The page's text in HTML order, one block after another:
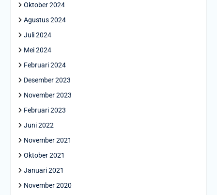
Oktober 2024
Agustus 2024
Juli 2024
Mei 2024
Februari 2024
Desember 2023
November 2023
Februari 2023
Juni 2022
November 2021
Oktober 2021
Januari 2021
November 2020